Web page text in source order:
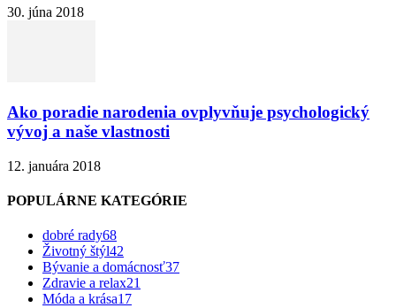
30. júna 2018
Ako poradie narodenia ovplyvňuje psychologický
vývoj a naše vlastnosti
12. januára 2018
POPULÁRNE KATEGÓRIE
dobré rady68
Životný štýl42
Bývanie a domácnosť37
Zdravie a relax21
Móda a krása17